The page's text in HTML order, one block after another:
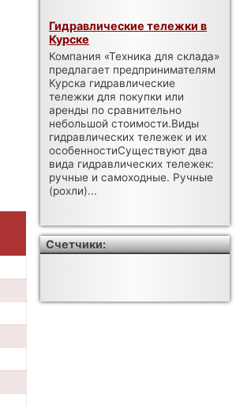
Гидравлические тележки в
Курске
Компания «Техника для склада»
предлагает предпринимателям
Курска гидравлические
тележки для покупки или
аренды по сравнительно
небольшой стоимости.Виды
гидравлических тележек и их
особенностиСуществуют два
вида гидравлических тележек:
ручные и самоходные. Ручные
(рохли)...
Счетчики: